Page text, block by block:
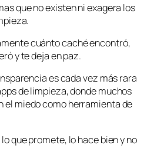
que no existen ni exagera los
cuánto caché encontró,
y te deja en paz.
es cada vez más rara
de limpieza, donde muchos
el miedo como herramienta de
que promete, lo hace bien y no